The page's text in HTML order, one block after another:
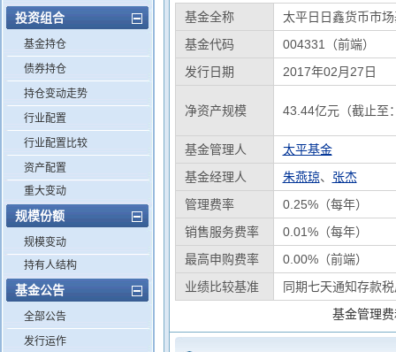
投资组合
基金持仓
债券持仓
持仓变动走势
行业配置
行业配置比较
资产配置
重大变动
规模份额
规模变动
持有人结构
基金公告
全部公告
发行运作
基金全称
太平日日鑫货币市
基金代码
004331（前端）
发行日期
2017年02月27日
净资产规模 43.44亿元（截止至
基金管理人
太平基金
基金经理人
朱燕琼、 张杰
管理费率
0.25%（每年）
销售服务费率
0.01%（每年）
最高申购费率
0.00%（前端）
业绩比较基准
同期七天通知存款
基金管理